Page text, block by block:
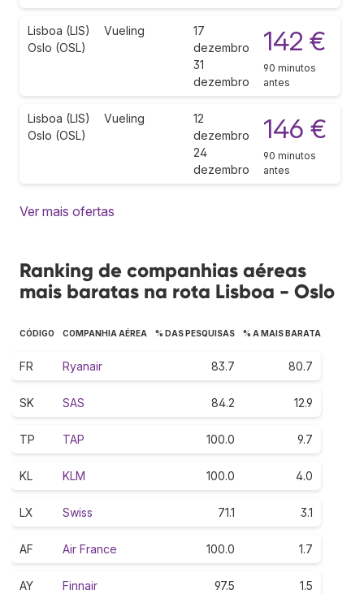
Lisboa (LIS)
Oslo (OSL)
Vueling
17
dezembro
31
dezembro
142 €
90 minutos
antes
Lisboa (LIS)
Oslo (OSL)
Vueling
12
dezembro
24
dezembro
146 €
90 minutos
antes
Ver mais ofertas
Ranking de companhias aéreas
mais baratas na rota Lisboa - Oslo
CÓDIGO COMPANHIA AÉREA % DAS PESQUISAS % A MAIS BARATA
FR Ryanair 83.7 80.7
SK SAS 84.2 12.9
TP TAP 100.0 9.7
KL KLM 100.0 4.0
LX Swiss 71.1 3.1
AF Air France 100.0 1.7
AY Finnair 97.5 1.5